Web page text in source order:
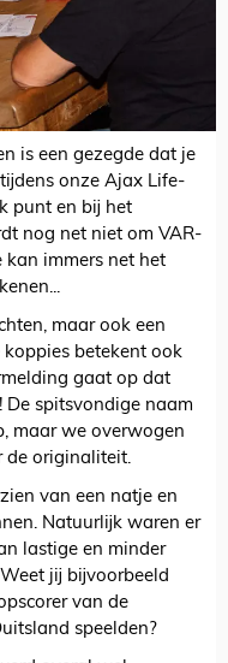
is een gezegde dat je
onze Ajax Life-
punt en bij het
nog net niet om VAR-
kan immers net het
maar ook een
betekent ook
gaat op dat
De spitsvondige naam
maar we overwogen
de originaliteit.
van een natje en
Natuurlijk waren er
lastige en minder
jij bijvoorbeeld
van de
speelden?